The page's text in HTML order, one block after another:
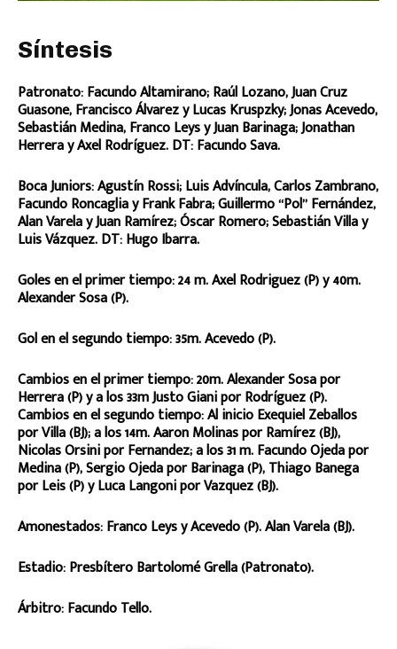
Síntesis
Patronato: Facundo Altamirano; Raúl Lozano, Juan Cruz
Guasone, Francisco Álvarez y Lucas Kruspzky; Jonas Acevedo,
Sebastián Medina, Franco Leys y Juan Barinaga; Jonathan
Herrera y Axel Rodríguez. DT: Facundo Sava.
Boca Juniors: Agustín Rossi; Luis Advíncula, Carlos Zambrano,
Facundo Roncaglia y Frank Fabra; Guillermo “Pol” Fernández,
Alan Varela y Juan Ramírez; Óscar Romero; Sebastián Villa y
Luis Vázquez. DT: Hugo Ibarra.
Goles en el primer tiempo: 24 m. Axel Rodriguez (P) y 40m.
Alexander Sosa (P).
Gol en el segundo tiempo: 35m. Acevedo (P).
Cambios en el primer tiempo: 20m. Alexander Sosa por
Herrera (P) y a los 33m Justo Giani por Rodríguez (P).
Cambios en el segundo tiempo: Al inicio Exequiel Zeballos
por Villa (BJ); a los 14m. Aaron Molinas por Ramírez (BJ),
Nicolas Orsini por Fernandez; a los 31 m. Facundo Ojeda por
Medina (P), Sergio Ojeda por Barinaga (P), Thiago Banega
por Leis (P) y Luca Langoni por Vazquez (BJ).
Amonestados: Franco Leys y Acevedo (P). Alan Varela (BJ).
Estadio: Presbítero Bartolomé Grella (Patronato).
Árbitro: Facundo Tello.